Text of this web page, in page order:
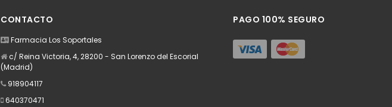
CONTACTO
Farmacia Los Soportales
c/ Reina Victoria, 4, 28200 - San Lorenzo del Escorial
(Madrid)
918904117
640370471
PAGO 100% SEGURO